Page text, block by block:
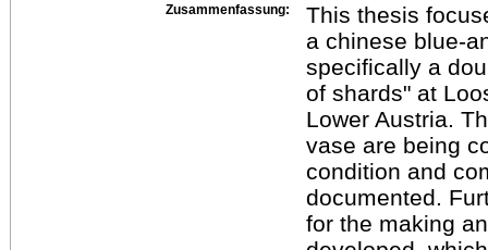
Zusammenfassung:
This thesis
a chinese blue-
specifically a
of shards" at
Lower Austria.
vase are being
condition and
documented.
for the making